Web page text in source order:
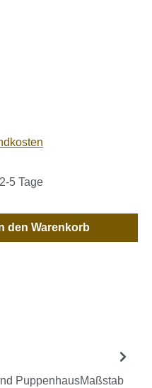
5 Tage
gewünschten
den Warenkorb
PuppenhausMaßstab